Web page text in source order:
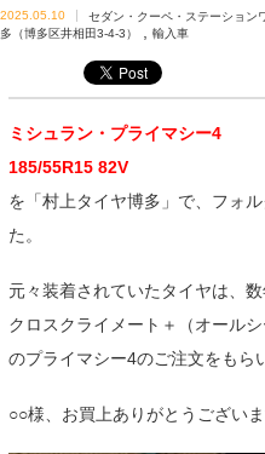
2025.05.10 セダン・クーペ・ステーション
多（博多区井相田3-4-3）
輸入車
ミシュラン・プライマシー4
185/55R15 82V
を「村上タイヤ博多」で、フォ
た。
元々装着されていたタイヤは、
クロスクライメート＋（オール
のプライマシー4のご注文をもら
○○様、お買上ありがとうございま